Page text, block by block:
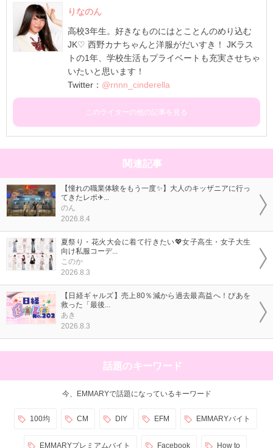
りなのん
高校3年生。好きなものにはとことんのめり込む
JK♡ 西野カナちゃんと洋服がだいすき！ JKラス
トの1年、学校生活もプライベートも充実させちゃ
いたいと思います！
Twitter： @rnnn_cinderella
このライターの他の記事を見る
関連記事
【憧れの職業体験をもう一度✨】大人のキッザニアに行っ
てきたレポ✈...
のん
2026.8.4
夏祭り・花火大会に着て行きたい💖女子高生・女子大生
向け私服コーデ...
このか
2026.8.3
【日経ギャルズ】売上80％減から過去最高益へ！ぴあを
救った「最後...
あき
2026.8.3
話題のキーワード
今、EMMARYで話題になっているキーワード
100均 CM DIY EFM EMMARYバイト
EMMARYプレミアムバイト Facebook How to